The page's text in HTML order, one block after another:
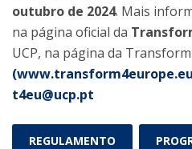
outubro de 2024. Mais
na página oficial da
UCP, na página da
t4eu@ucp.pt
REGULAMENTO